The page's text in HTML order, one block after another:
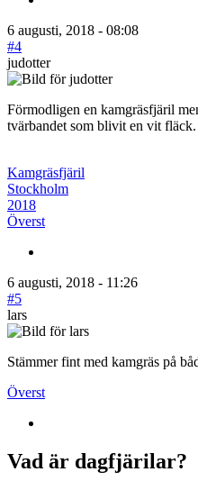
6 augusti, 2018 - 08:08
#4
judotter
Förmodligen en kamgräsfjäril
tvärbandet som blivit en vit fläck.
Kamgräsfjäril
Stockholm
2018
Överst
6 augusti, 2018 - 11:26
#5
lars
Stämmer fint med kamgräs på
Överst
Vad är dagfjärilar?